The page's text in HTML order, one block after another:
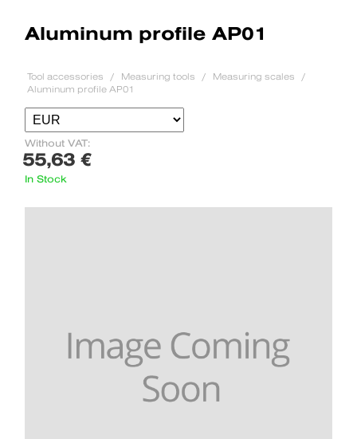
Aluminum profile AP01
Tool accessories Measuring tools
Measuring scales
Aluminum profile AP01
Without VAT:
55,63 €
In Stock